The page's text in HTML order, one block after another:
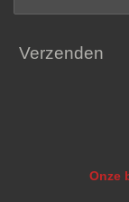
Verzenden
Onze